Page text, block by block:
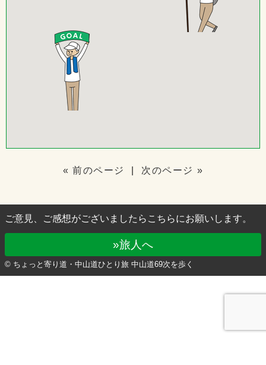
« 前のページ 次のページ »
ご意見、ご感想がございましたらこちらにお願いします。
»旅人へ
© ちょっと寄り道・中山道ひとり旅 中山道69次を歩く